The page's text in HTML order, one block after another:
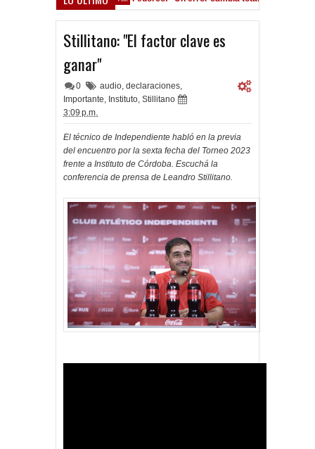
Stillitano: "El factor clave es
ganar"
0 audio, declaraciones,
Importante, Instituto, Stillitano
3:09 p.m.
El técnico de Independiente habló en la previa
del encuentro por la sexta fecha del Torneo 2023
frente a Instituto de Córdoba. Escuchá la
conferencia de prensa de Leandro Stillitano.